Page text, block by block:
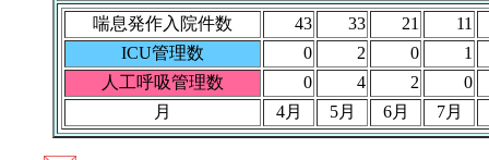
喘息発作入院件数 43 33 21
11
ICU管理数
0 2 0
1
人工呼吸管理数
0 4 2
0
月
4月 5月 6月 7月